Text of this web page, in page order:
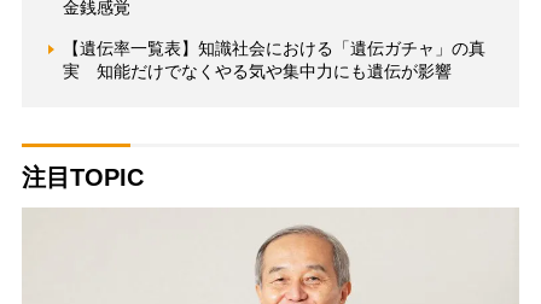
金銭感覚
【遺伝率一覧表】知識社会における「遺伝ガチャ」の真
実 知能だけでなくやる気や集中力にも遺伝が影響
注目TOPIC